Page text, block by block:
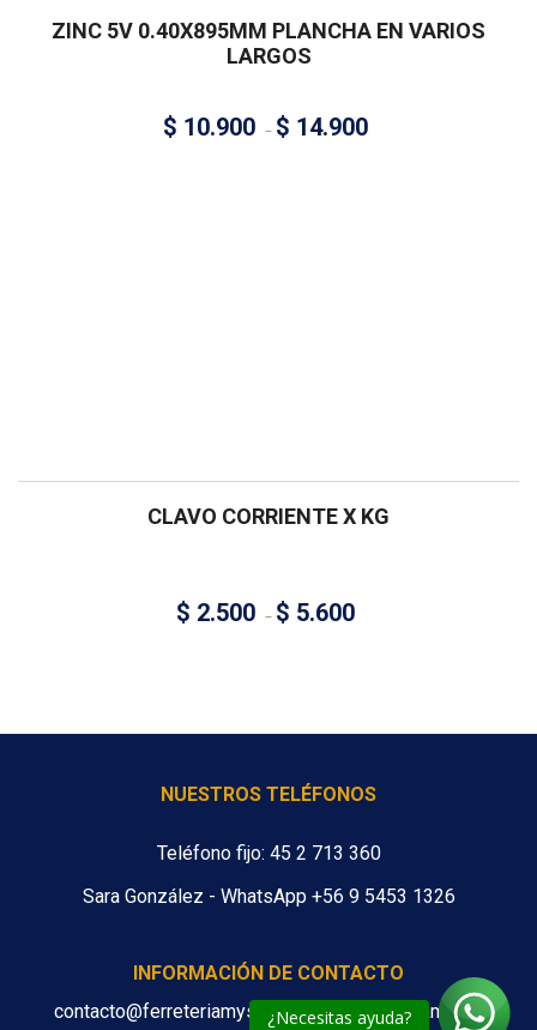
¿Necesitas ayuda?
ZINC 5V 0.40X895MM PLANCHA EN VARIOS
LARGOS
$ 10.900 – $ 14.900
CLAVO CORRIENTE X KG
$ 2.500 – $ 5.600
NUESTROS TELÉFONOS
Teléfono fijo: 45 2 713 360
Sara González - WhatsApp +56 9 5453 1326
INFORMACIÓN DE CONTACTO
contacto@ferreteriamys.cl ventas@ferreteriamys.cl